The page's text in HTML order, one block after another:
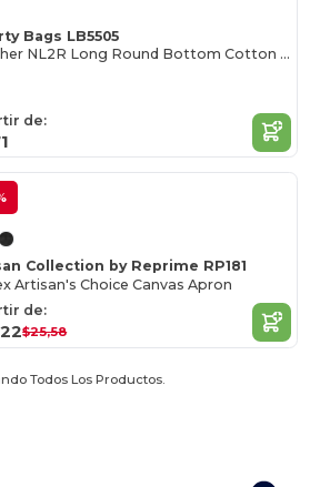
Bags LB5505
Heather NL2R Long Round Bottom Cotton Twill Apron
de:
Collection by Reprime RP181
Artisan's Choice Canvas Apron
de:
$25,58
Todos Los Productos.